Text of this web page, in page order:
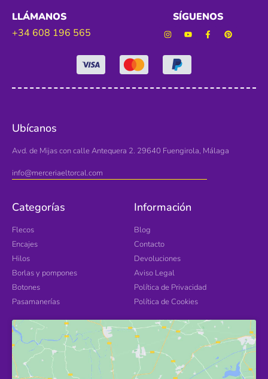
LLÁMANOS
+34 608 196 565
SÍGUENOS
Ubícanos
Avd. de Mijas con calle Antequera 2. 29640 Fuengirola, Málaga
info@merceriaeltorcal.com
Categorías
Flecos
Encajes
Hilos
Borlas y pompones
Botones
Pasamanerías
Información
Blog
Contacto
Devoluciones
Aviso Legal
Política de Privacidad
Política de Cookies